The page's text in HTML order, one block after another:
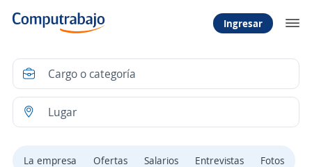
Ingresar
La empresa Ofertas Salarios Entrevistas Fotos